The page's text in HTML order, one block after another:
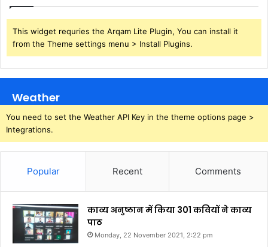
This widget requries the Arqam Lite Plugin, You can install it
from the Theme settings menu > Install Plugins.
Weather
You need to set the Weather API Key in the theme options page >
Integrations.
Popular Recent Comments
काव्य अनुष्ठान में किया 301 कवियों ने काव्य
पाठ
Monday, 22 November 2021, 2:22 pm